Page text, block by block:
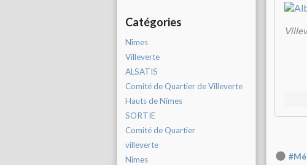
Catégories
Nîmes
Villeverte
ALSATIS
Comité de Quartier de Villeverte
Hauts de Nîmes
SORTIE
Comité de Quartier
villeverte
Nimes